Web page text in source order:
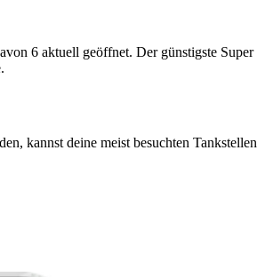
6 aktuell geöffnet. Der günstigste
kannst deine meist besuchten